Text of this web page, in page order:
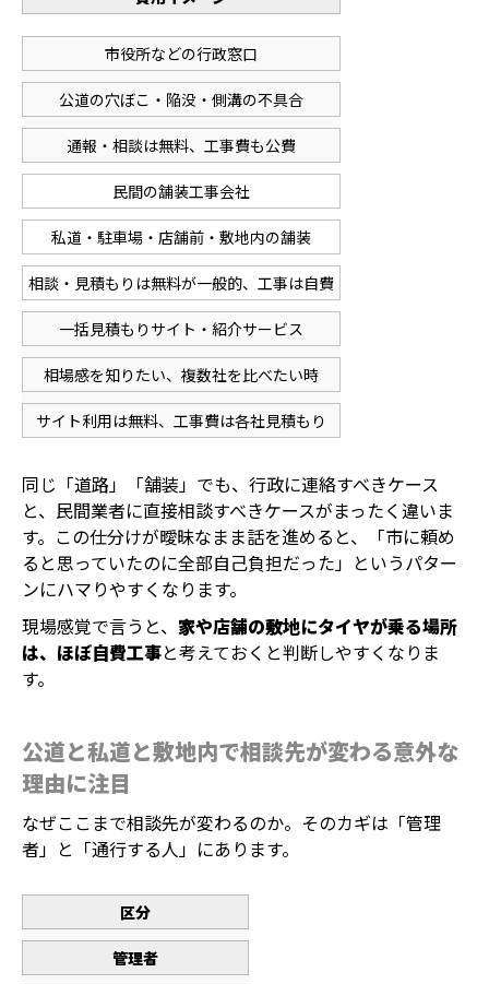
市役所などの行政窓口
公道の穴ぼこ・陥没・側溝の不具合
通報・相談は無料、工事費も公費
民間の舗装工事会社
私道・駐車場・店舗前・敷地内の舗装
相談・見積もりは無料が一般的、工事は自費
一括見積もりサイト・紹介サービス
相場感を知りたい、複数社を比べたい時
サイト利用は無料、工事費は各社見積もり
同じ「道路」「舗装」でも、行政に連絡すべきケース
と、民間業者に直接相談すべきケースがまったく違いま
す。この仕分けが曖昧なまま話を進めると、「市に頼め
ると思っていたのに全部自己負担だった」というパター
ンにハマりやすくなります。
現場感覚で言うと、 家や店舗の敷地にタイヤが乗る場所
は、ほぼ自費工事と考えておくと判断しやすくなりま
す。
公道と私道と敷地内で相談先が変わる意外な
理由に注目
なぜここまで相談先が変わるのか。そのカギは「管理
者」と「通行する人」にあります。
区分
管理者